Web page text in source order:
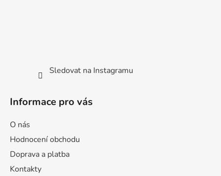
Sledovat na Instagramu
Informace pro vás
O nás
Hodnocení obchodu
Doprava a platba
Kontakty